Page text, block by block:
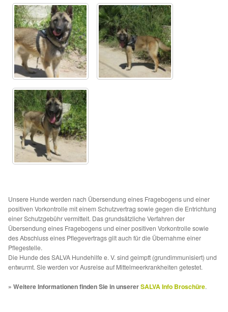
Aktion „Hilfe La Linea“
Updates „Hilfe La Linea“
Partnertierheim in Bulgarien
Partnertierheim in Polen
Unsere Hunde werden nach Übersendung eines Fragebogens und einer
positiven Vorkontrolle mit einem Schutzvertrag sowie gegen die Entrichtung
einer Schutzgebühr vermittelt. Das grundsätzliche Verfahren der
Übersendung eines Fragebogens und einer positiven Vorkontrolle sowie
des Abschluss eines Pflegevertrags gilt auch für die Übernahme einer
Pflegestelle.
Die Hunde des SALVA Hundehilfe e. V. sind geimpft (grundimmunisiert) und
entwurmt. Sie werden vor Ausreise auf Mittelmeerkrankheiten getestet.
» Weitere Informationen finden Sie in unsererSALVA Info Broschüre.